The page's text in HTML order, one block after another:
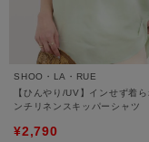
SHOO・LA・RUE
【ひんやり/UV】インせず着
ンチリネンスキッパーシャツ
¥2,790